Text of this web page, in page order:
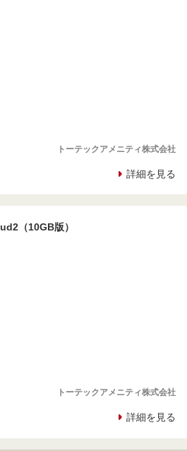
トーテックアメニティ株式会社
詳細を見る
（10GB版）
トーテックアメニティ株式会社
詳細を見る